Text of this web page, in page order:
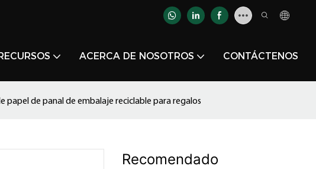
ACERCA DE NOSOTROS CONTÁCTENOS
papel de panal de embalaje reciclable para regalos
Recomendado